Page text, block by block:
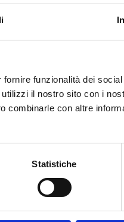
funzionalità dei
il nostro sito con i
combinarle con altre
Statistiche
di controllo